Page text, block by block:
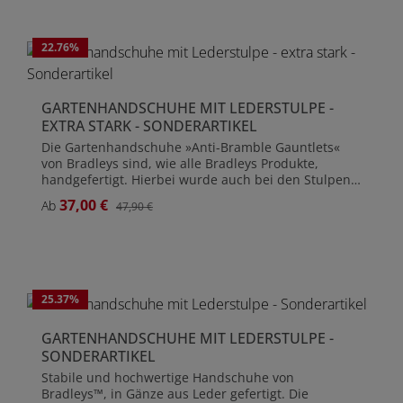
22.76%
GARTENHANDSCHUHE MIT LEDERSTULPE -
EXTRA STARK - SONDERARTIKEL
Die Gartenhandschuhe »Anti-Bramble Gauntlets«
von Bradleys sind, wie alle Bradleys Produkte,
handgefertigt. Hierbei wurde auch bei den Stulpen
ein dickeres Leder verarbeitet. Mit den Anti-Bramble
Gauntlets sind Sie bestens gegen Dornen und
Verkaufspreis:
Ab 37,00 € REGULÄRER PREIS:
47,90 €
25.37%
GARTENHANDSCHUHE MIT LEDERSTULPE -
SONDERARTIKEL
Stabile und hochwertige Handschuhe von
Bradleys™, in Gänze aus Leder gefertigt. Die